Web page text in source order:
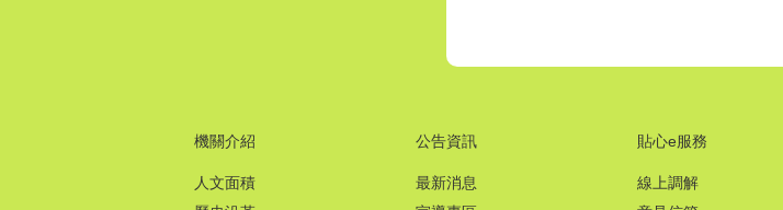
機關介紹
人文面積
公告資訊
最新消息
貼心e服務
線上調解